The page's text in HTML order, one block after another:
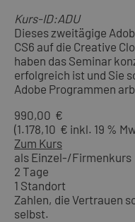
Kurs-ID:ADU
Dieses zweitägige
CS6 auf die Creative
haben das Seminar
erfolgreich ist und Sie
Adobe Programmen
990,00 €
(1.178,10 € inkl. 19 %
Zum Kurs
als Einzel-/Firmenkurs
2 Tage
1 Standort
Zahlen, die Vertrauen
selbst.